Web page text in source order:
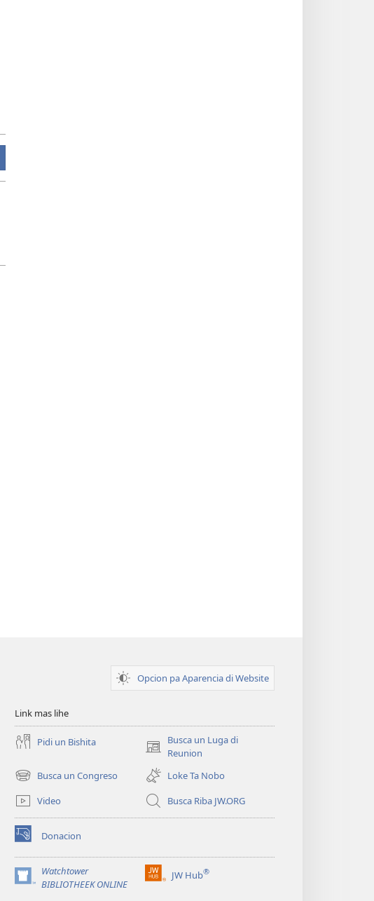
Opcion pa Aparencia di Website
Link mas lihe
Pidi un Bishita
Busca un Luga di
Reunion
(opens
new
window)
Busca un Congreso
(opens
new
window)
Loke Ta Nobo
Video
Busca Riba JW.ORG
Donacion
(opens
new
window)Watchtower
BIBLIOTHEEK ONLINE
(opens
JW Hub®
(opens